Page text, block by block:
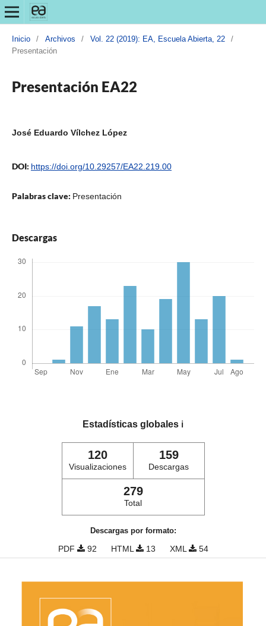
Inicio / Archivos / Vol. 22 (2019): EA, Escuela Abierta, 22
/
Presentación
Presentación EA22
José Eduardo Vílchez López
DOI: https://doi.org/10.29257/EA22.219.00
Palabras clave: Presentación
Descargas
Estadísticas globales ℹ️
120
Visualizaciones
159
Descargas
279
Total
Descargas por formato:
PDF 92 HTML 13 XML 54